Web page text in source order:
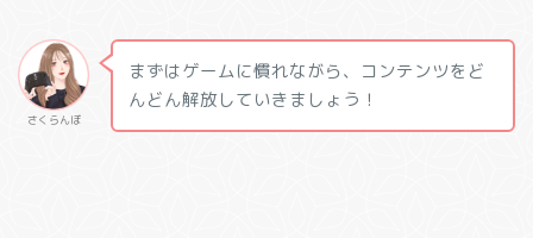
さくらんぼ
まずはゲームに慣れながら、コンテンツをど
んどん解放していきましょう！